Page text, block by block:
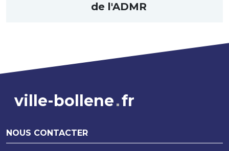
de l'ADMR
ville-bollene fr
NOUS CONTACTER